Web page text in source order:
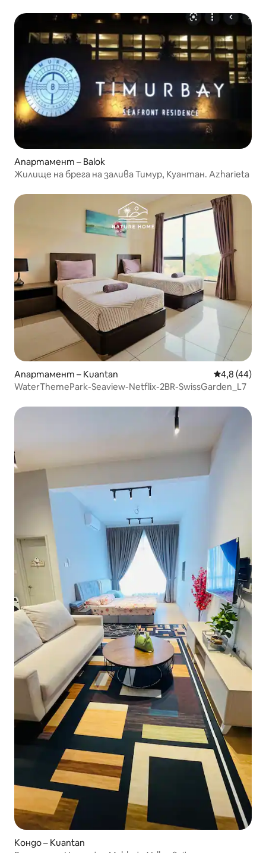
Апартамент – Balok
Жилище на брега на залива Тимур, Куантан. Azharieta
Апартамент – Kuantan Средна
4,8 (44)
WaterThemePark-Seaview-Netflix-2BR-SwissGarden_L7
Кондо – Kuantan